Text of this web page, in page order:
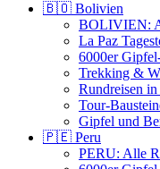
🇧🇴 Bolivien
BOLIVIEN:
La Paz
6000er
Trekking &
Rundreisen
Tour-
Gipfel und
🇵🇪 Peru
PERU: Alle